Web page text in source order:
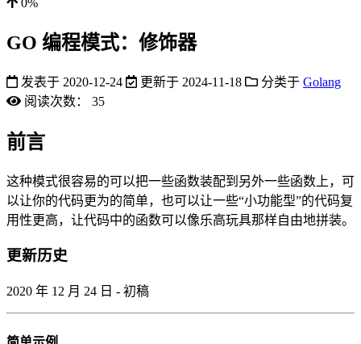
GO 编程模式：修饰器
发表于 2020-12-24 更新于 2024-11-18 分类于 Golang
阅读次数：
35
前言
这种模式很容易的可以把一些函数装配到另外一些函数上，可
以让你的代码更为的简单，也可以让一些“小功能型”的代码复
用性更高，让代码中的函数可以像乐高玩具那样自由地拼装。
更新历史
2020 年 12 月 24 日 - 初稿